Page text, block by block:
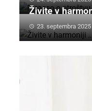
Živite v
23. septembra 2025